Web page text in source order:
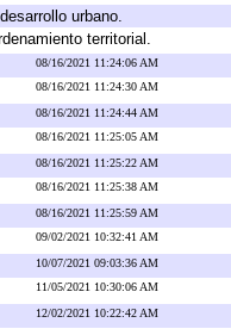
urbano.
territorial.
08/16/2021 11:24:06 AM
08/16/2021 11:24:30 AM
08/16/2021 11:24:44 AM
08/16/2021 11:25:05 AM
08/16/2021 11:25:22 AM
08/16/2021 11:25:38 AM
08/16/2021 11:25:59 AM
09/02/2021 10:32:41 AM
10/07/2021 09:03:36 AM
11/05/2021 10:30:06 AM
12/02/2021 10:22:42 AM